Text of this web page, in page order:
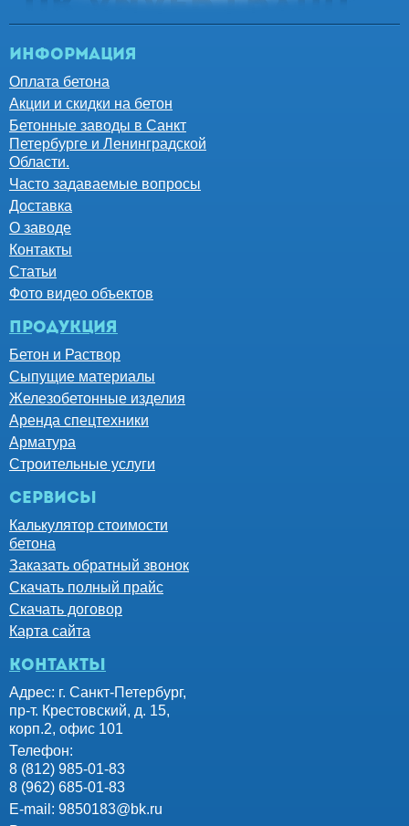
Информация
Оплата бетона
Акции и скидки на бетон
Бетонные заводы в Санкт
Петербурге и Ленинградской
Области.
Часто задаваемые вопросы
Доставка
О заводе
Контакты
Статьи
Фото видео объектов
Продукция
Бетон и Раствор
Сыпущие материалы
Железобетонные изделия
Аренда спецтехники
Арматура
Строительные услуги
Сервисы
Калькулятор стоимости
бетона
Заказать обратный звонок
Скачать полный прайс
Скачать договор
Карта сайта
контакты
Адрес: г. Санкт-Петербург,
пр-т. Крестовский, д. 15,
корп.2, офис 101
Телефон:
8 (812) 985-01-83
8 (962) 685-01-83
E-mail: 9850183@bk.ru